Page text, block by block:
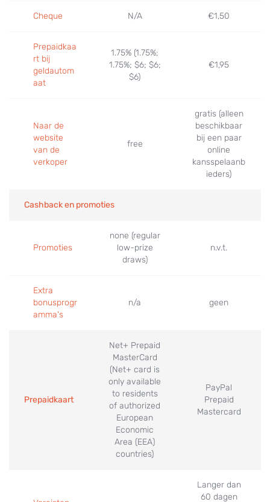
Cheque N/A €1,50
Prepaidkaa
rt bij
geldautom
aat
1.75% (1.75%;
1.75%; $6; $6;
$6)
€1,95
Naar de
website
van de
verkoper
free
gratis (alleen
beschikbaar
bij een paar
online
kansspelaanb
ieders)
Cashback en promoties
Promoties
none (regular
low-prize
draws)
n.v.t.
Extra
bonusprogr
amma's
n/a geen
Prepaidkaart
Net+ Prepaid
MasterCard
(Net+ card is
only available
to residents
of authorized
European
Economic
Area (EEA)
countries)
PayPal
Prepaid
Mastercard
Langer dan
60 dagen